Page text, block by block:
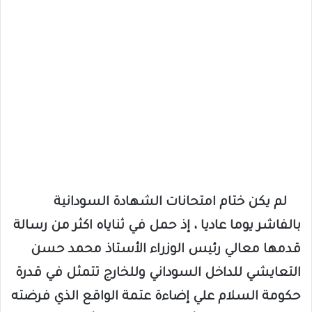
لم يكن ختام امتحانات الشهادة السودانية
بالفاشر يوما عاديا ، إذ حمل في ثناياه اكثر من رسالة
قدمها معالي رئيس الوزراء الأستاذ محمد حسن
التعايشي للداخل السوداني وللخارج تتمثل في قدرة
حكومة السلام علي إضاءة عتمة الواقع الذي فرضته